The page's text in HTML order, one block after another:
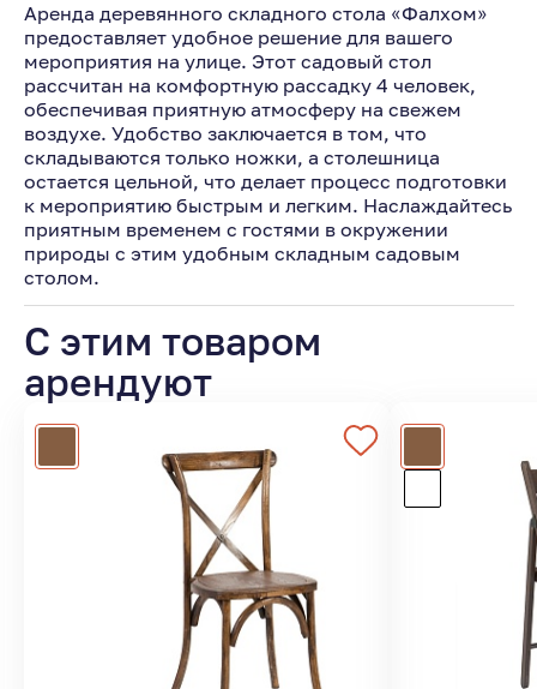
Аренда деревянного складного стола «Фалхом»
предоставляет удобное решение для вашего
мероприятия на улице. Этот садовый стол
рассчитан на комфортную рассадку 4 человек,
обеспечивая приятную атмосферу на свежем
воздухе. Удобство заключается в том, что
складываются только ножки, а столешница
остается цельной, что делает процесс подготовки
к мероприятию быстрым и легким. Наслаждайтесь
приятным временем с гостями в окружении
природы с этим удобным складным садовым
столом.
С этим товаром
арендуют